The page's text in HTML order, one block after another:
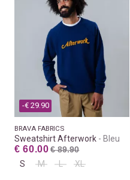
-€ 29.90
BRAVA FABRICS
Sweatshirt Afterwork Bleu
€ 60.00 € 89.90
S
M L XL